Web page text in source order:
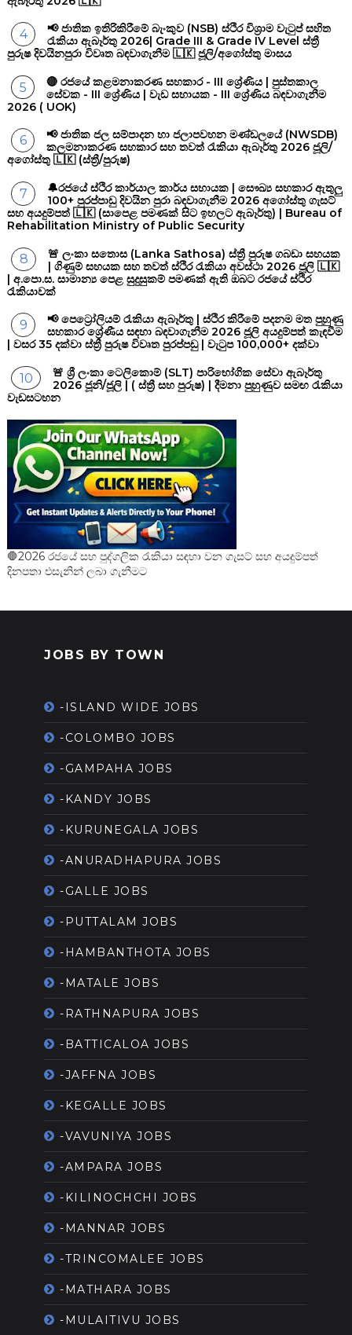
📢 ජාතික ඉතිරිකිරීමේ බැංකුව (NSB) ස්ථිර විශ්‍රාම වැටුප් සහිත
රැකියා ඇබෑර්තු 2026| Grade III & Grade IV Level ස්ත්‍රී
පුරුෂ දිවයිනපුරා විවෘත බඳවාගැනීම 🇱🇰 ජූලි/අගෝස්තු මාසය
🔴 රජයේ කළමනාකරණ සහකාර - III ශ්‍රේණිය | පුස්තකාල
සේවක - III ශ්‍රේණිය | වැඩ සහායක - III ශ්‍රේණිය බඳවාගැනීම
2026 ( UOK)
📢 ජාතික ජල සම්පාදන හා ජලාපවහන මණ්ඩලයේ (NWSDB)
කලමනාකරණ සහකාර සහ තවත් රැකියා ඇබෑර්තු 2026 ජූලි/
අගෝස්තු 🇱🇰 (ස්ත්‍රී/පුරුෂ)
🔔රජයේ ස්ථිර කාර්යාල කාර්ය සහායක | සෞඛ්‍ය සහකාර ඇතුලු
100+ පුරප්පාඩු දිවයින පුරා බඳවාගැනීම 2026 අගෝස්තු ගැසට්
සහ අයදුම්පත් 🇱🇰 (සාපෙළ පමණක් සිට ඉහලට ඇබෑර්තු) | Bureau of
Rehabilitation Ministry of Public Security
🚨 ලංකා සතොස (Lanka Sathosa) ස්ත්‍රී පුරුෂ ගබඩා සහයක
| ගිණුම් සහයක සහ තවත් ස්ථිර රැකියා අවස්ථා 2026 ජූලි 🇱🇰
| අ.පො.ස. සාමාන්‍ය පෙළ සුදුසුකම් පමණක් ඇති ඔබට රජයේ ස්ථිර
රැකියාවක්
📢 පෙට්‍රෝලියම් රැකියා ඇබෑර්තු | ස්ථිර කිරීමේ පදනම මත පුහුණු
සහකාර ශ්‍රේණීය සඳහා බඳවාගැනීම 2026 ජූලි අයදුම්පත් කැඳවීම
| වසර 35 දක්වා ස්ත්‍රී පුරුෂ විවෘත පුරප්පඩු | වැටුප 100,000+ දක්වා
🚨 ශ්‍රී ලංකා ටෙලිකොම් (SLT) පාරිභෝගික සේවා ඇබෑර්තු
2026 ජූනි/ජූලි | ( ස්ත්‍රී සහ පුරුෂ) | දීමනා පුහුණුව සමඟ රැකියා
වැඩසටහන
🛑2026 රජයේ සහ පුද්ගලික රැකියා සඳහා වන ගැසට් සහ අයදුම්පත්
දිනපතා එසැනින් ලබා ගැනීමට
JOBS BY TOWN
-ISLAND WIDE JOBS
-COLOMBO JOBS
-GAMPAHA JOBS
-KANDY JOBS
-KURUNEGALA JOBS
-ANURADHAPURA JOBS
-GALLE JOBS
-PUTTALAM JOBS
-HAMBANTHOTA JOBS
-MATALE JOBS
-RATHNAPURA JOBS
-BATTICALOA JOBS
-JAFFNA JOBS
-KEGALLE JOBS
-VAVUNIYA JOBS
-AMPARA JOBS
-KILINOCHCHI JOBS
-MANNAR JOBS
-TRINCOMALEE JOBS
-MATHARA JOBS
-MULAITIVU JOBS